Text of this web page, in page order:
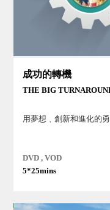
成功的轉機
THE BIG
用夢想﹑創新和進化的
DVD , VOD
5*25mins